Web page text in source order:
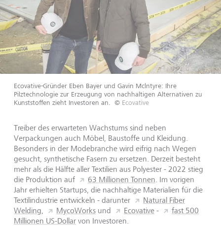
Ecovative-Gründer Eben Bayer und Gavin Mclntyre: Ihre
Pilztechnologie zur Erzeugung von nachhaltigen Alternativen zu
Kunststoffen zieht Investoren an.
© Ecovative
Treiber des erwarteten Wachstums sind neben
Verpackungen auch Möbel, Baustoffe und Kleidung.
Besonders in der Modebranche wird eifrig nach Wegen
gesucht, synthetische Fasern zu ersetzen. Derzeit besteht
mehr als die Hälfte aller Textilien aus Polyester - 2022 stieg
die Produktion auf
63 Millionen Tonnen . Im vorigen
Jahr erhielten Startups, die nachhaltige Materialien für die
Textilindustrie entwickeln - darunter
Natural Fiber
Welding,
MycoWorks und Ecovative -
fast 500
Millionen US-Dollar von Investoren.